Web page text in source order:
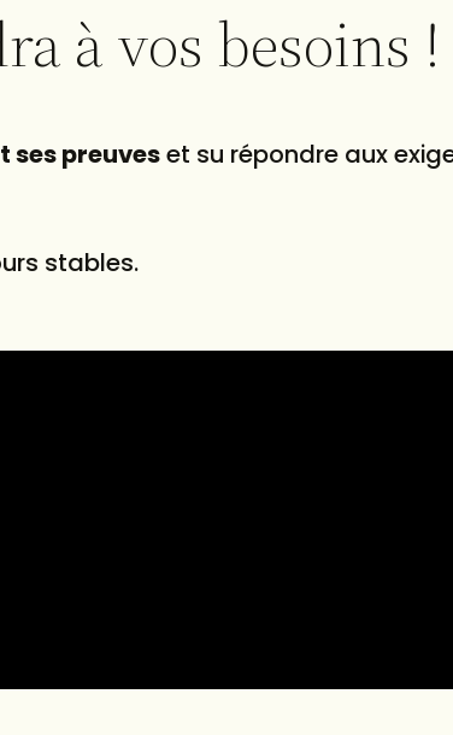
à vos besoins !
ses preuveset su répondre aux
stables.